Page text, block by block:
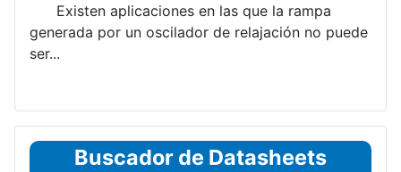
Existen aplicaciones en las que la rampa
generada por un oscilador de relajación no puede
ser...
Buscador de Datasheets